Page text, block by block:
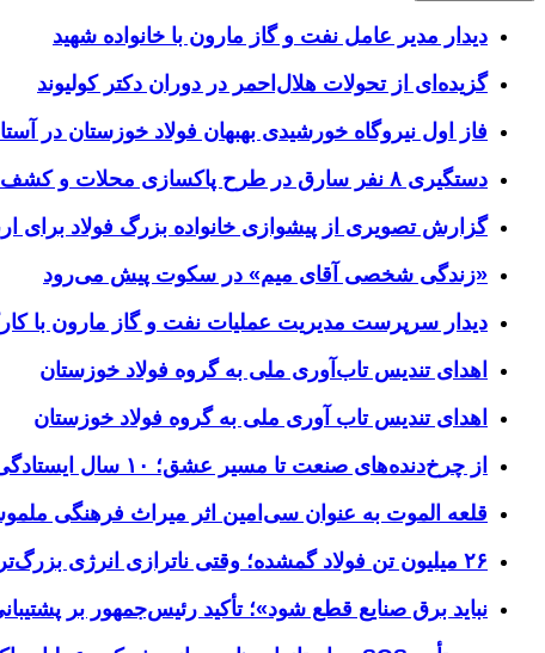
دیدار مدیر عامل نفت و گاز مارون با خانواده شهید
گزیده‌ای از تحولات هلال‌احمر در دوران دکتر کولیوند
فاز اول نیروگاه خورشیدی بهبهان فولاد خوزستان در
دستگیری ۸ نفر سارق در طرح پاکسازی محلات و کشف ۱۷ فقره سرقت
گزارش تصویری از پیشوازی خانواده بزرگ فولاد برای
«زندگی شخصی آقای میم» در سکوت پیش می‌رود
دیدار سرپرست مدیریت عملیات نفت و گاز مارون با
اهدای تندیس تاب‌آوری ملی به گروه فولاد خوزستان
اهدای تندیس تاب آوری ملی به گروه فولاد خوزستان
از چرخ‌دنده‌های صنعت تا مسیر عشق؛ ۱۰ سال ایستادگی فولاد خوزستان در مرز چذابه
قلعه الموت به عنوان سی‌امین اثر میراث‌ فرهنگی
۲۶ میلیون تن فولاد گمشده؛ وقتی ناترازی انرژی بزرگ‌ترین مانع تولید می‌شود
نباید برق صنایع قطع شود»؛ تأکید رئیس‌جمهور بر